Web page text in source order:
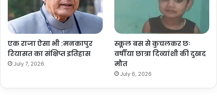
एक राजा ऐसा भी :मनकापुर
रियासत का संक्षिप्त इतिहास
July 7, 2026
स्कूल बस से कुचलकर छः
वर्षीया छात्रा दिव्यांशी की दुखद
मौत
July 6, 2026